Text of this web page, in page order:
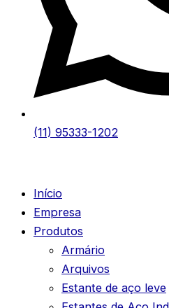
(11) 95333-1202
Início
Empresa
Produtos
Armário
Arquivos
Estante de aço leve